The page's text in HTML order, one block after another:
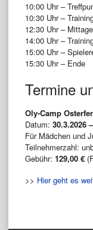
10:00 Uhr –
10:30 Uhr –
12:30 Uhr –
14:00 Uhr –
15:00 Uhr –
15:30 Uhr – Ende
Termine
Oly-Camp
Datum: 30.3.2026
Für Mädchen und
Teilnehmerzahl:
Gebühr: 129,00 €
>> Hier geht es